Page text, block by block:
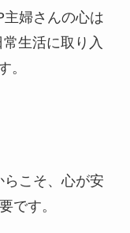
婦さんの心は
生活に取り入
。
こそ、心が安
です。